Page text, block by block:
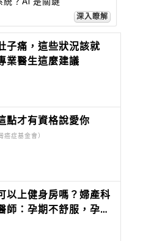
深入瞭解
子痛，這些狀況該就
業醫生這麼建議
點才有資格說愛你
癌症基金會）
以上健身房嗎？婦產科
師：孕期不舒服，孕動